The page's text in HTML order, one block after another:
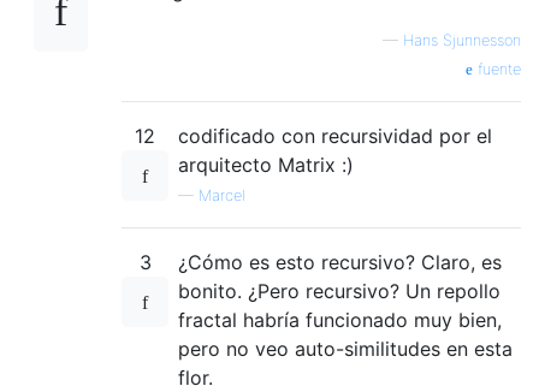
— Hans Sjunnesson
fuente
12
codificado con recursividad por el
arquitecto Matrix :)
— Marcel
3
¿Cómo es esto recursivo? Claro, es
bonito. ¿Pero recursivo? Un repollo
fractal habría funcionado muy bien,
pero no veo auto-similitudes en esta
flor.